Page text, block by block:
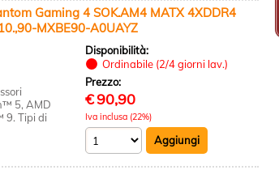
Gaming 4 SOK.AM4 MATX 4XDDR4
MXBE90-A0UAYZ
5, AMD
9. Tipi di
Disponibilità:
Ordinabile (2/4 giorni lav.)
Prezzo:
€90,90
Iva inclusa (22%)